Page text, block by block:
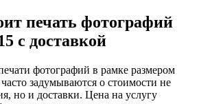
печать фотографий
с доставкой
фотографий в рамке размером
задумываются о стоимости не
но и доставки. Цена на услугу